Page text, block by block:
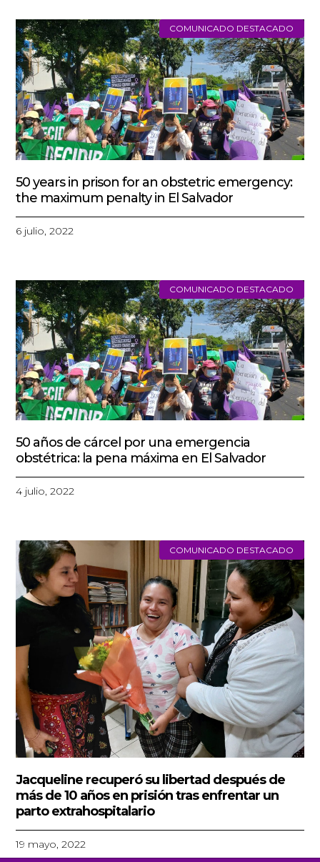
COMUNICADO DESTACADO
50 years in prison for an obstetric emergency:
the maximum penalty in El Salvador
6 julio, 2022
COMUNICADO DESTACADO
50 años de cárcel por una emergencia
obstétrica: la pena máxima en El Salvador
4 julio, 2022
COMUNICADO DESTACADO
Jacqueline recuperó su libertad después de
más de 10 años en prisión tras enfrentar un
parto extrahospitalario
19 mayo, 2022